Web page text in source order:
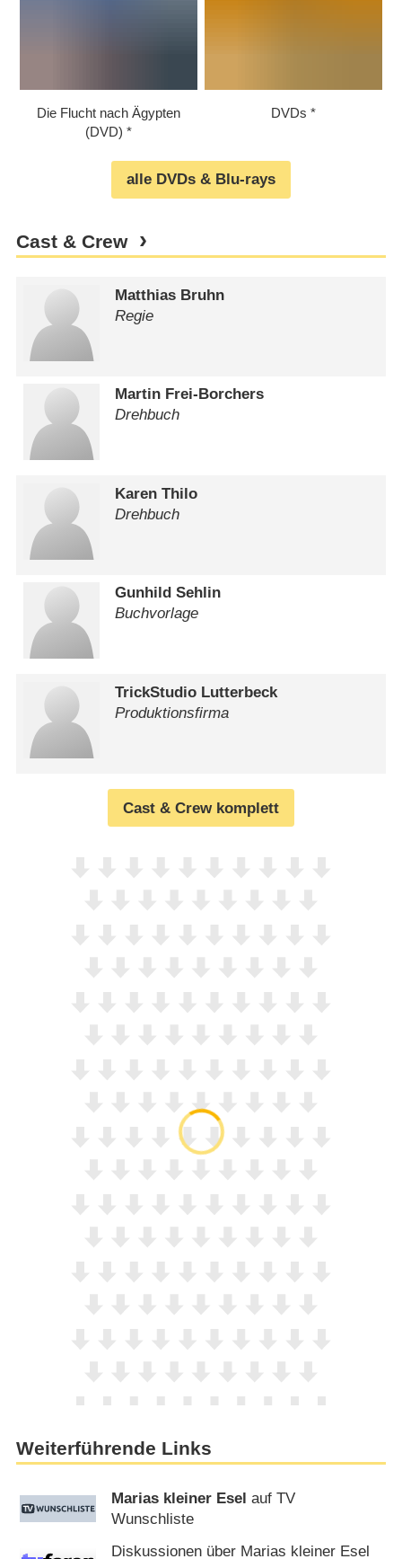
Die Flucht nach Ägypten
(DVD)
DVDs
alle DVDs & Blu-rays
Cast & Crew
Matthias Bruhn
Regie
Martin Frei-Borchers
Drehbuch
Karen Thilo
Drehbuch
Gunhild Sehlin
Buchvorlage
TrickStudio Lutterbeck
Produktionsfirma
Cast & Crew komplett
Weiterführende Links
Marias kleiner Esel auf TV
Wunschliste
Diskussionen über Marias kleiner Esel